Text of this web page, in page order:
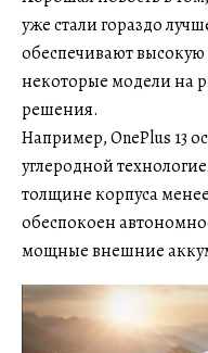
уже стали гораздо
обеспечивают
некоторые модели на
решения.
Например, OnePlus 13
углеродной
толщине корпуса
обеспокоен
мощные внешние